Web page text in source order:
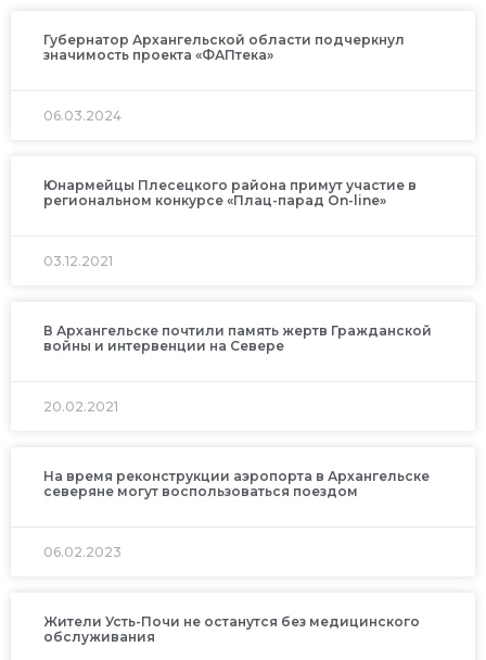
Губернатор Архангельской области подчеркнул
значимость проекта «ФАПтека»
06.03.2024
Юнармейцы Плесецкого района примут участие в
региональном конкурсе «Плац-парад On-line»
03.12.2021
В Архангельске почтили память жертв Гражданской
войны и интервенции на Севере
20.02.2021
На время реконструкции аэропорта в Архангельске
северяне могут воспользоваться поездом
06.02.2023
Жители Усть-Почи не останутся без медицинского
обслуживания